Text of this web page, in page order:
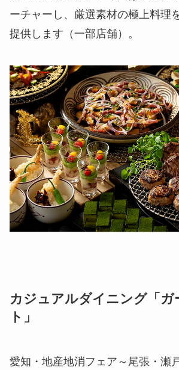
ーチャーし、厳選素材の極上料理
提供します（一部店舗）。
カジュアルダイニング「ガ
ト」
愛知・地産地消フェア～尾張・瀬